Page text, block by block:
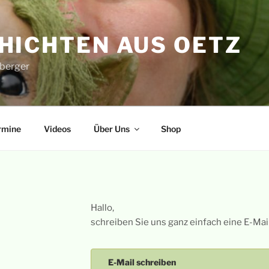
AUS OETZ
Videos Über Uns Shop
Hallo,
schreiben Sie uns ganz einfach eine E-
E-Mail schreiben